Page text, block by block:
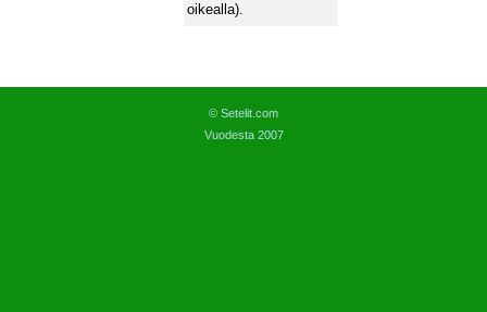
oikealla).
© Setelit.com
Vuodesta 2007